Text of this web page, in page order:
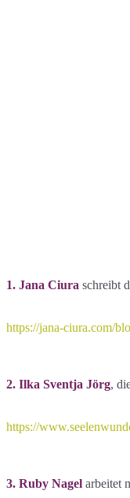
1. Jana Ciura schreibt
https://jana-ciura.com/
2. Ilka Sventja Jörg,
https://
3. Ruby Nagel arbeitet